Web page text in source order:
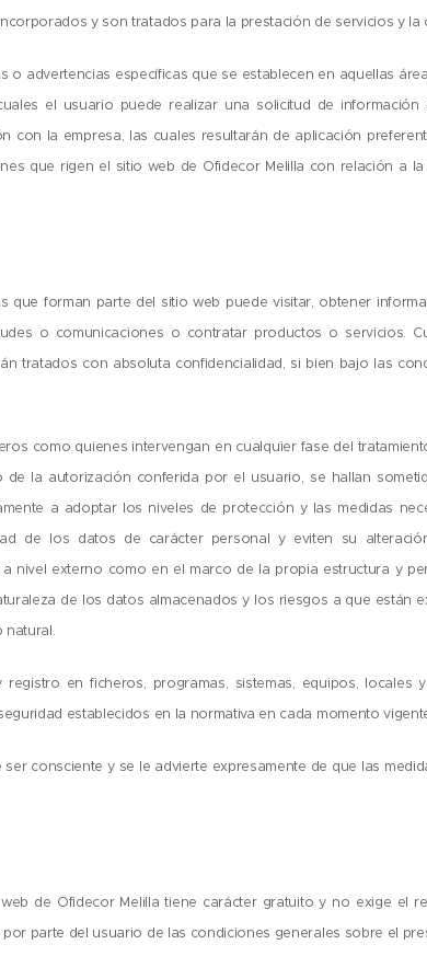
y son tratados para la prestación de servicios y la
o advertencias específicas que se establecen en aquellas
el usuario puede realizar una solicitud de
con la empresa, las cuales resultarán de aplicación
que rigen el sitio web de Ofidecor Melilla con relación a
que forman parte del sitio web puede visitar, obtener
o comunicaciones o contratar productos o servicios.
tratados con absoluta confidencialidad, si bien bajo las
como quienes intervengan en cualquier fase del
de la autorización conferida por el usuario, se hallan
a adoptar los niveles de protección y las medidas
de los datos de carácter personal y eviten su
nivel externo como en el marco de la propia estructura y
de los datos almacenados y los riesgos a que están
natural.
en ficheros, programas, sistemas, equipos, locales
establecidos en la normativa en cada momento
consciente y se le advierte expresamente de que las
de Ofidecor Melilla tiene carácter gratuito y no exige el
parte del usuario de las condiciones generales sobre el